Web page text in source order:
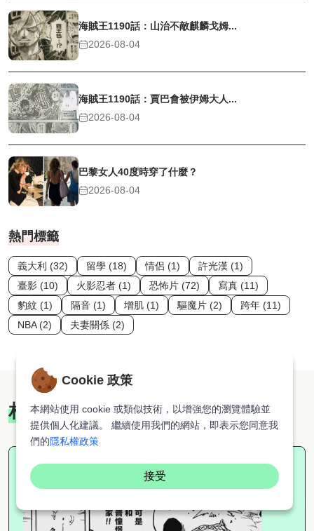
海賊王1190話：山治不敵麒麟戈姆...
2026-08-04
海賊王1190話：賈巴會被伊姆大人...
2026-08-04
巴黎女人40度時穿了什麼？
2026-08-04
熱門標籤
義大利 (32) 留學 (18) 情侶 (1)
許光漢 (1)
臺影 (10)
火影忍者 (1) 恐怖片 (72)
寫真 (11)
豹紋 (1)
隔音 (1) 增肌 (1) 驅魔片 (2)
跨年 (11)
NBA (2)
夫妻關係 (2)
相關推薦
Cookie 政策
本網站使用 cookie 或類似技術，以增強您的瀏覽體驗並
提供個人化建議。 繼續使用我們的網站，即表示您同意我
們的隱私權政策
接受